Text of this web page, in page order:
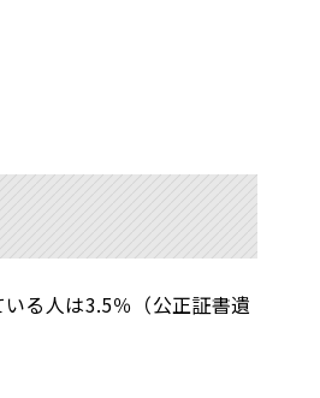
る人は3.5％（公正証書遺